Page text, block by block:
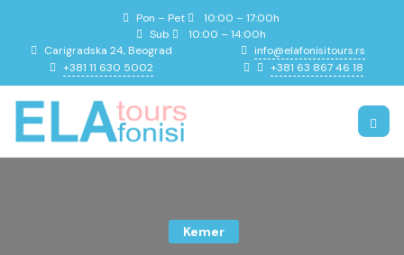
Pon – Pet
10:00 – 17:00h
Sub
10:00 – 14:00h
Carigradska 24, Beograd
info@elafonisitours.rs
+381 11 630 5002
+381 63 867 46 18
Kemer